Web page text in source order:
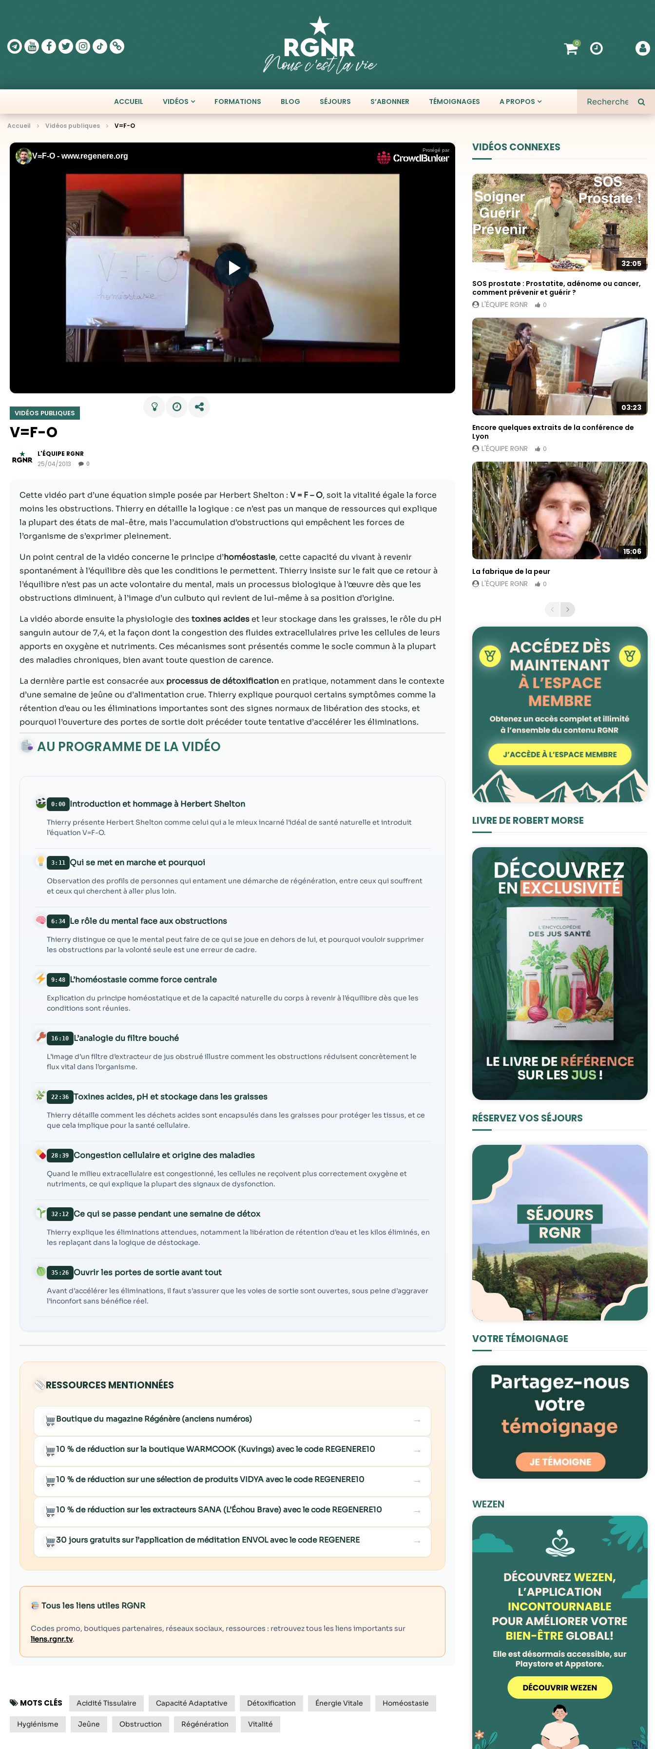
0
ACCUEIL VIDÉOS FORMATIONS BLOG SÉJOURS S’ABONNER TÉMOIGNAGES A PROPOS
Accueil Vidéos publiques V=F-O
VIDÉOS PUBLIQUES
V=F-O
L'ÉQUIPE RGNR
25/04/2013
0
Cette vidéo part d’une équation simple posée par Herbert Shelton : V = F – O, soit la vitalité égale la force
moins les obstructions. Thierry en détaille la logique : ce n’est pas un manque de ressources qui explique
la plupart des états de mal-être, mais l’accumulation d’obstructions qui empêchent les forces de
l’organisme de s’exprimer pleinement.
Un point central de la vidéo concerne le principe d’homéostasie, cette capacité du vivant à revenir
spontanément à l’équilibre dès que les conditions le permettent. Thierry insiste sur le fait que ce retour à
l’équilibre n’est pas un acte volontaire du mental, mais un processus biologique à l’œuvre dès que les
obstructions diminuent, à l’image d’un culbuto qui revient de lui-même à sa position d’origine.
La vidéo aborde ensuite la physiologie des toxines acideset leur stockage dans les graisses, le rôle du pH
sanguin autour de 7,4, et la façon dont la congestion des fluides extracellulaires prive les cellules de leurs
apports en oxygène et nutriments. Ces mécanismes sont présentés comme le socle commun à la plupart
des maladies chroniques, bien avant toute question de carence.
La dernière partie est consacrée aux processus de détoxificationen pratique, notamment dans le contexte
d’une semaine de jeûne ou d’alimentation crue. Thierry explique pourquoi certains symptômes comme la
rétention d’eau ou les éliminations importantes sont des signes normaux de libération des stocks, et
pourquoi l’ouverture des portes de sortie doit précéder toute tentative d’accélérer les éliminations.
AU PROGRAMME DE LA VIDÉO
0:00 Introduction et hommage à Herbert Shelton
Thierry présente Herbert Shelton comme celui qui a le mieux incarné l’idéal de santé naturelle et introduit
l’équation V=F-O.
3:11 Qui se met en marche et pourquoi
Observation des profils de personnes qui entament une démarche de régénération, entre ceux qui souffrent
et ceux qui cherchent à aller plus loin.
6:34 Le rôle du mental face aux obstructions
Thierry distingue ce que le mental peut faire de ce qui se joue en dehors de lui, et pourquoi vouloir supprimer
les obstructions par la volonté seule est une erreur de cadre.
9:48 L’homéostasie comme force centrale
Explication du principe homéostatique et de la capacité naturelle du corps à revenir à l’équilibre dès que les
conditions sont réunies.
16:10 L’analogie du filtre bouché
L’image d’un filtre d’extracteur de jus obstrué illustre comment les obstructions réduisent concrètement le
flux vital dans l’organisme.
22:36 Toxines acides, pH et stockage dans les graisses
Thierry détaille comment les déchets acides sont encapsulés dans les graisses pour protéger les tissus, et ce
que cela implique pour la santé cellulaire.
28:39 Congestion cellulaire et origine des maladies
Quand le milieu extracellulaire est congestionné, les cellules ne reçoivent plus correctement oxygène et
nutriments, ce qui explique la plupart des signaux de dysfonction.
32:12 Ce qui se passe pendant une semaine de détox
Thierry explique les éliminations attendues, notamment la libération de rétention d’eau et les kilos éliminés, en
les replaçant dans la logique de déstockage.
35:26 Ouvrir les portes de sortie avant tout
Avant d’accélérer les éliminations, il faut s’assurer que les voies de sortie sont ouvertes, sous peine d’aggraver
l’inconfort sans bénéfice réel.
RESSOURCES MENTIONNÉES
Boutique du magazine Régénère (anciens numéros) →
10 % de réduction sur la boutique WARMCOOK (Kuvings) avec le code REGENERE10 →
10 % de réduction sur une sélection de produits VIDYA avec le code REGENERE10 →
10 % de réduction sur les extracteurs SANA (L’Échou Brave) avec le code REGENERE10 →
30 jours gratuits sur l’application de méditation ENVOL avec le code REGENERE →
Tous les liens utiles RGNR
Codes promo, boutiques partenaires, réseaux sociaux, ressources : retrouvez tous les liens importants sur
liens.rgnr.tv.
MOTS CLÉS Acidité Tissulaire Capacité Adaptative Détoxification Énergie Vitale Homéostasie
Hygiénisme Jeûne Obstruction Régénération Vitalité
VIDÉOS CONNEXES
32:05
SOS prostate : Prostatite, adénome ou cancer,
comment prévenir et guérir ?
L'ÉQUIPE RGNR
0
03:23
Encore quelques extraits de la conférence de
Lyon
L'ÉQUIPE RGNR
0
15:06
La fabrique de la peur
L'ÉQUIPE RGNR
0
LIVRE DE ROBERT MORSE
RÉSERVEZ VOS SÉJOURS
VOTRE TÉMOIGNAGE
WEZEN
Nécessaire
Ces cookies ne
sont
améliorer la
fonctionnalité
et la structure
du site Web,
Web est
utilisé.
Experience
Afin que notre
site Web
fonctionne
aussi bien que
Si vous refusez
certaines
fonctionnalités
disparaîtront
visitez notre
offres